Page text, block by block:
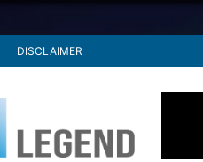
DISCLAIMER